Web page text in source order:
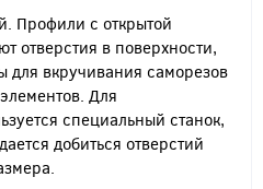
Профили с открытой
отверстия в поверхности,
для вкручивания саморезов
Для
специальный станок,
добиться отверстий